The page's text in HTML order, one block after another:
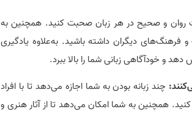
روان و صحیح در هر زبان صحبت کنید. همچنین به
دیگران داشته باشید. به‌علاوه یادگیری
و خودآگاهی زبانی شما را بالا ببرد.
چند زبانه بودن به شما اجازه می‌دهد تا با افراد
همچنین به شما امکان می‌دهد تا از آثار هنری و